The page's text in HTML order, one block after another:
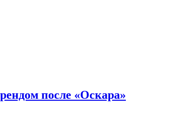
после «Оскара»